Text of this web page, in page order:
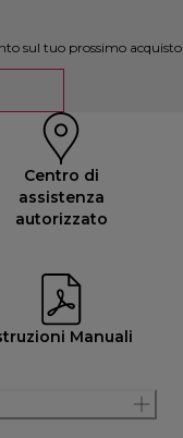
sul tuo prossimo acquisto
Centro di
assistenza
autorizzato
Manuali